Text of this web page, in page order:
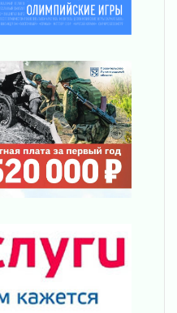
«Избушка-
экспозиция к 150-
вампиров